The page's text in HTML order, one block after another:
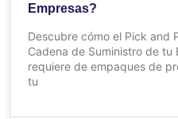
Empresas?
Descubre cómo el Pick and
Cadena de Suministro de tu
requiere de empaques de
tu